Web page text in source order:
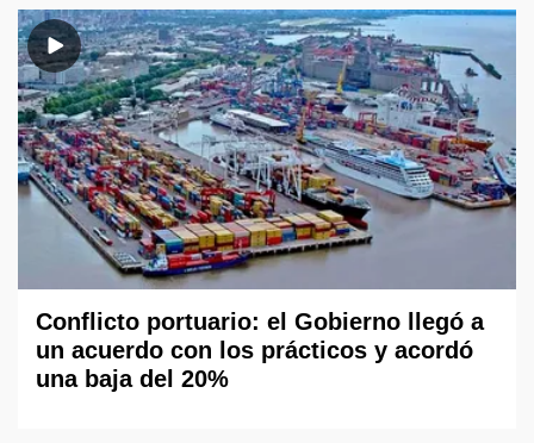
Conflicto portuario: el Gobierno llegó a
un acuerdo con los prácticos y acordó
una baja del 20%